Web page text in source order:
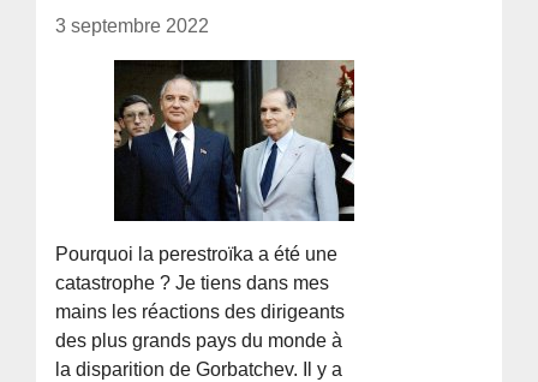
3 septembre 2022
Pourquoi la perestroïka a été une
catastrophe ? Je tiens dans mes
mains les réactions des dirigeants
des plus grands pays du monde à
la disparition de Gorbatchev. Il y a